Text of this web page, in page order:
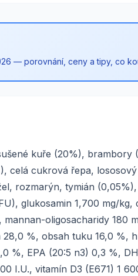
— porovnání, ceny a tipy, co
kuře (20%),
celá cukrová řepa,
rozmarýn, tymián
glukosamin 1,700 mg/
oligosacharidy 180
%, obsah tuku 16,0 %,
%, EPA (20:5 n3) 0,3 %,
I.U., vitamín D3 (E671) 1